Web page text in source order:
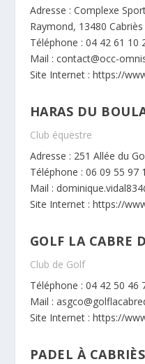
Adresse : Complexe
Raymond, 13480 Cabriès
Téléphone : 04 42 61 10
Mail : contact@occ-
Site Internet : https://
HARAS DU
Club équestre
Adresse : 251 Allée du
Téléphone : 06 09 55 97
Mail :
Site Internet : https://
GOLF LA CABRE
Club de Golf
Téléphone : 04 42 50 46
Mail :
Site Internet : https://
PADEL À CABRIÈS